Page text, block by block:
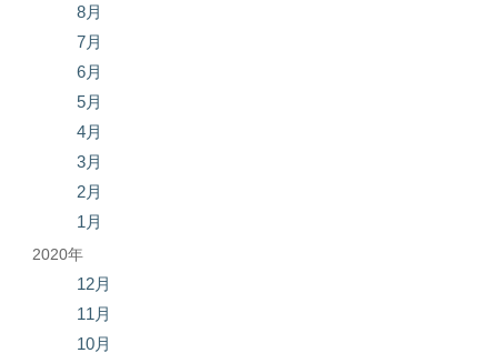
8月
7月
6月
5月
4月
3月
2月
1月
2020年
12月
11月
10月